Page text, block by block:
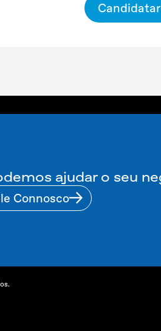
ajudar o seu
Connosco